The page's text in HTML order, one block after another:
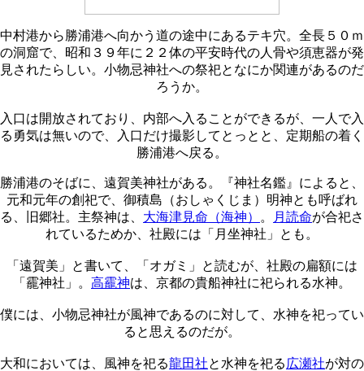
中村港から勝浦港へ向かう道の途中にあるテキ穴。全長５０ｍ
の洞窟で、昭和３９年に２２体の平安時代の人骨や須恵器が発
見されたらしい。小物忌神社への祭祀となにか関連があるのだ
ろうか。
入口は開放されており、内部へ入ることができるが、一人で入
る勇気は無いので、入口だけ撮影してとっとと、定期船の着く
勝浦港へ戻る。
勝浦港のそばに、遠賀美神社がある。『神社名鑑』によると、
元和元年の創祀で、御積島（おしゃくじま）明神とも呼ばれ
る、旧郷社。主祭神は、 大海津見命（海神） 。 月読命が合祀さ
れているためか、社殿には「月坐神社」とも。
「遠賀美」と書いて、「オガミ」と読むが、社殿の扁額には
「靇神社」。 高靇神は、京都の貴船神社に祀られる水神。
僕には、小物忌神社が風神であるのに対して、水神を祀ってい
ると思えるのだが。
大和においては、風神を祀る龍田社と水神を祀る 広瀬社が対の